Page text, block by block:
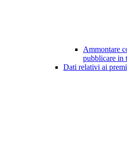
Ammontare
pubblicare in
Dati relativi ai premi